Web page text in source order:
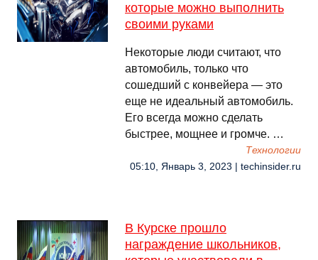
которые можно выполнить
своими руками
Некоторые люди считают, что
автомобиль, только что
сошедший с конвейера — это
еще не идеальный автомобиль.
Его всегда можно сделать
быстрее, мощнее и громче. …
Технологии
05:10, Январь 3, 2023 | techinsider.ru
В Курске прошло
награждение школьников,